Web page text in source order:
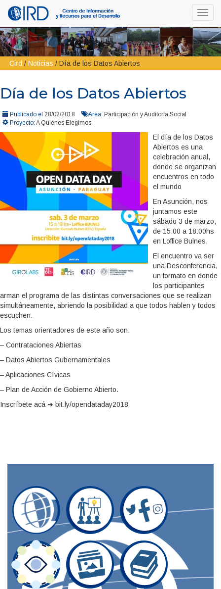
Cird / Noticias / Día de los Datos Abiertos
Día de los Datos Abiertos
Publicado el 28/02/2018 Area: Participación y Auditoría Social
Proyecto: A Quiénes Elegimos
El día de los Datos
Abiertos es una
celebración anual,
donde se organizan
encuentros en todo
el mundo
En Asunción, nos
juntamos este
sábado 3 de marzo,
de 15:00 a 18:00hs
en Loffice Bulnes.
El encuentro va ser
una Desconferencia,
un formato en donde
los participantes
arman el programa de las distintas conversaciones que se realizan
simultáneamente, abriendo la posibilidad a que todos hablen y todos
escuchen.
Los temas orientadores de este año son:
– Contrataciones Abiertas
– Datos Abiertos Gubernamentales
– Aplicaciones Cívicas
– Plan de Acción de Gobierno Abierto.
Inscríbete acá ➜ bit.ly/opendataday2018